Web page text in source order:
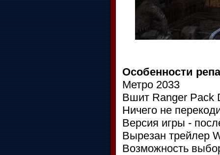
Особенности
Метро 2033
Вшит Ranger Pack
Ничего не
Версия игры -
Вырезан трейлер
Возможность